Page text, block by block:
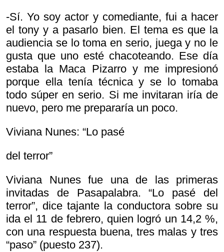
-Sí. Yo soy actor y comediante, fui a hacer
el tony y a pasarlo bien. El tema es que la
audiencia se lo toma en serio, juega y no le
gusta que uno esté chacoteando. Ese día
estaba la Maca Pizarro y me impresionó
porque ella tenía técnica y se lo tomaba
todo súper en serio. Si me invitaran iría de
nuevo, pero me prepararía un poco.
Viviana Nunes: “Lo pasé
del terror”
Viviana Nunes fue una de las primeras
invitadas de Pasapalabra. “Lo pasé del
terror”, dice tajante la conductora sobre su
ida el 11 de febrero, quien logró un 14,2 %,
con una respuesta buena, tres malas y tres
“paso” (puesto 237).